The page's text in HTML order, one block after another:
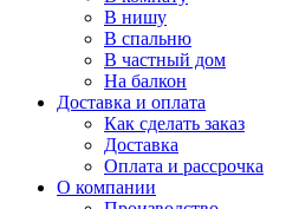
В нишу
В спальню
В частный дом
На балкон
Доставка и оплата
Как сделать заказ
Доставка
Оплата и рассрочка
О компании